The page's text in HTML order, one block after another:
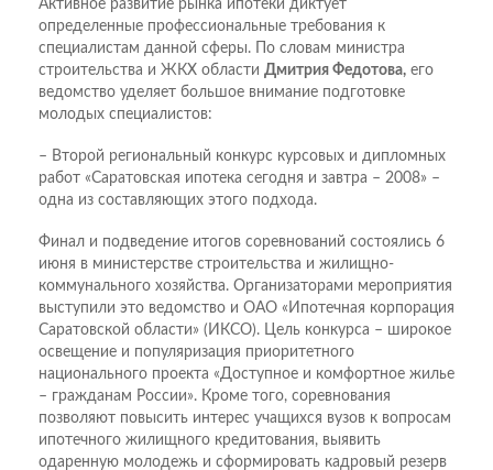
Активное развитие рынка ипотеки диктует
определенные профессиональные требования к
специалистам данной сферы. По словам министра
строительства и ЖКХ области Дмитрия Федотова, его
ведомство уделяет большое внимание подготовке
молодых специалистов:
– Второй региональный конкурс курсовых и дипломных
работ «Саратовская ипотека сегодня и завтра – 2008» –
одна из составляющих этого подхода.
Финал и подведение итогов соревнований состоялись 6
июня в министерстве строительства и жилищно-
коммунального хозяйства. Организаторами мероприятия
выступили это ведомство и ОАО «Ипотечная корпорация
Саратовской области» (ИКСО). Цель конкурса – широкое
освещение и популяризация приоритетного
национального проекта «Доступное и комфортное жилье
– гражданам России». Кроме того, соревнования
позволяют повысить интерес учащихся вузов к вопросам
ипотечного жилищного кредитования, выявить
одаренную молодежь и сформировать кадровый резерв